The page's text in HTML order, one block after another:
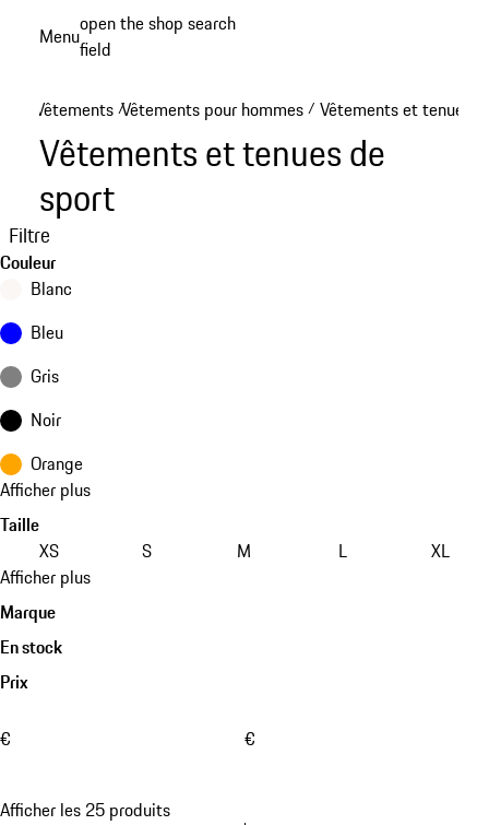
Menuopen the shop search
field
Vêtements /Vêtements pour hommes / Vêtements et tenues
Vêtements et tenues de
sport
Filtre
Couleur
Blanc
Bleu
Gris
Noir
Orange
Afficher plus
Taille
XS
S M L
XL
Afficher plus
Marque
En stock
Prix
€ €
Afficher les 25 produits